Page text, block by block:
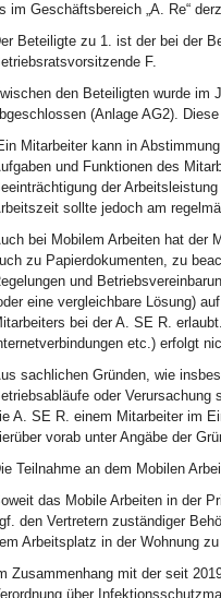
im Geschäftsbereich „A. Re“
Beteiligte zu 1. ist der bei der
F.
den Beteiligten wurde im
(Anlage AG2).
Mitarbeiter kann in
und Funktionen des
der
sollte jedoch am
bei Mobilem Arbeiten hat der
zu Papierdokumenten, zu
und
eine vergleichbare Lösung)
bei der A. SE R.
etc.) erfolgt
sachlichen Gründen, wie
oder
A. SE R. einem Mitarbeiter im
vorab unter Angäbe der
Teilnahme an dem Mobilen
das Mobile Arbeiten in der
den Vertretern zuständiger
Arbeitsplatz in der Wohnung
Zusammenhang mit der seit
über